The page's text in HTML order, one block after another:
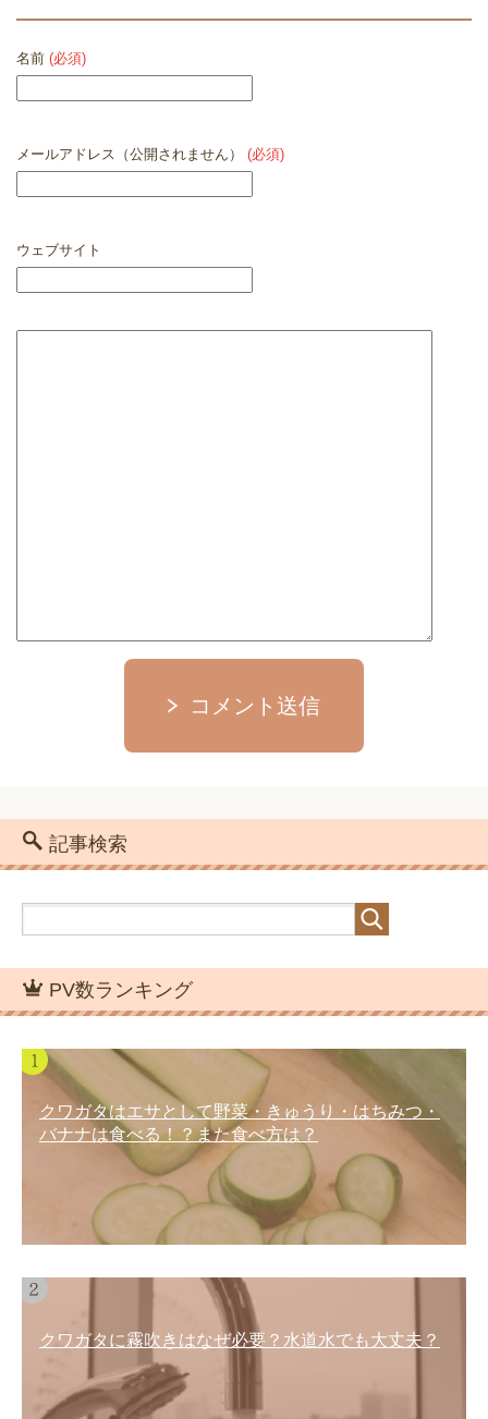
名前 (必須)
メールアドレス（公開されません） (必須)
ウェブサイト
コメント送信
記事検索
PV数ランキング
クワガタはエサとして野菜・きゅうり・はちみつ・
バナナは食べる！？また食べ方は？
クワガタに霧吹きはなぜ必要？水道水でも大丈夫？